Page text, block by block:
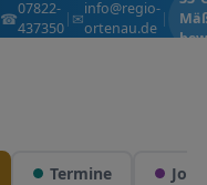
☎07822-
437350
| ✉info@regio-
ortenau.de
|
Termine Jobs